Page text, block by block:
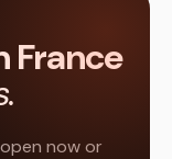
France
now or